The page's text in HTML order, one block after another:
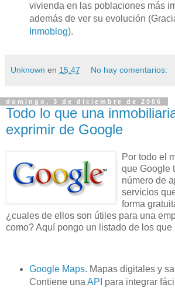
vivienda en las poblaciones más
además de ver su evolución
Inmoblog).
Unknown en 15:47 No hay comentarios:
domingo, 3 de diciembre de 2006
Todo lo que una
exprimir de Google
Por todo el
que Google
número de
servicios
forma
¿cuales de ellos son útiles para una
como?Aquí pongo un listado de los que
Google Maps. Mapas digitales y
Contieneuna API para integrar